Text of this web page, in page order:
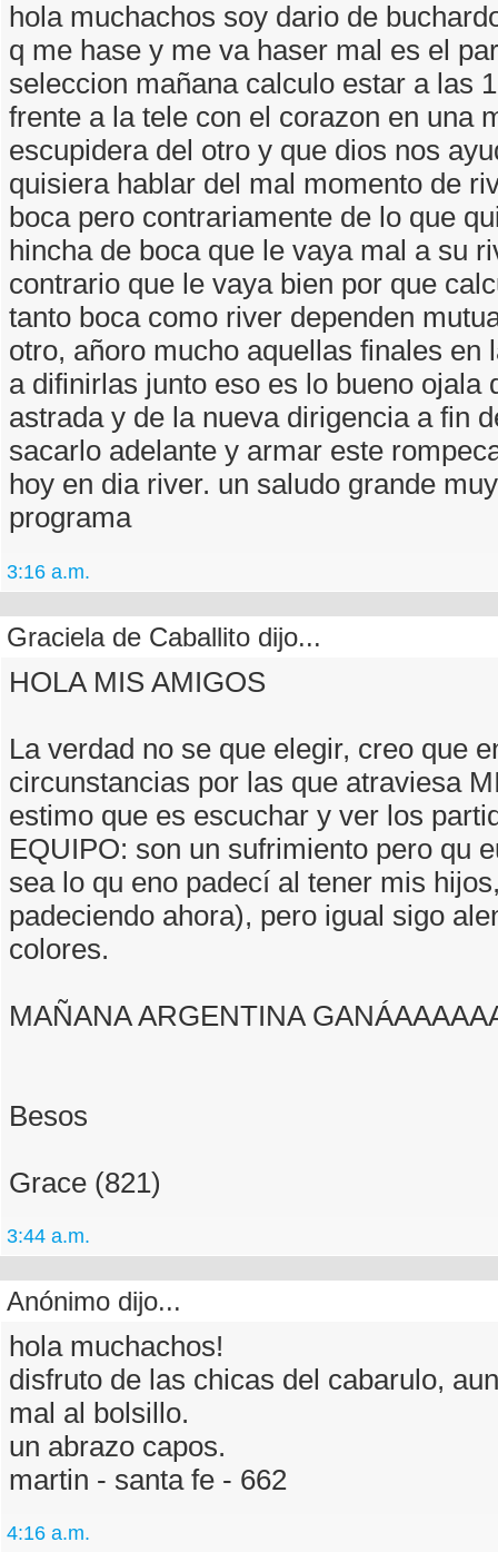
hola muchachos soy dario de
q me hase y me va haser mal es el
seleccion mañana calculo estar a las
frente a la tele con el corazon en una
escupidera del otro y que dios nos
quisiera hablar del mal momento de
boca pero contrariamente de lo que
hincha de boca que le vaya mal a su
contrario que le vaya bien por que
tanto boca como river dependen
otro, añoro mucho aquellas finales en
a difinirlas junto eso es lo bueno ojala
astrada y de la nueva dirigencia a fin
sacarlo adelante y armar este
hoy en dia river. un saludo grande
programa
3:16 a.m.
Graciela de Caballito dijo...
HOLA MIS AMIGOS
La verdad no se que elegir, creo que
circunstancias por las que atraviesa
estimo que es escuchar y ver los
EQUIPO: son un sufrimiento pero qu
sea lo qu eno padecí al tener mis
padeciendo ahora), pero igual sigo
colores.
MAÑANA ARGENTINA
Besos
Grace (821)
3:44 a.m.
Anónimo dijo...
hola muchachos!
disfruto de las chicas del cabarulo,
mal al bolsillo.
un abrazo capos.
martin - santa fe - 662
4:16 a.m.